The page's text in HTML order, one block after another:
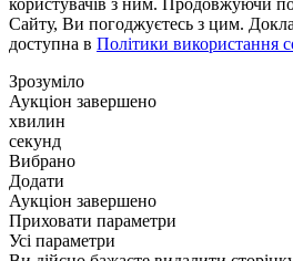
користувачів з ним. Продовжуючи
Сайту, Ви погоджуєтесь з цим.
доступна в Політики використання
Зрозуміло
Аукціон завершено
хвилин
секунд
Вибрано
Додати
Аукціон завершено
Приховати параметри
Усі параметри